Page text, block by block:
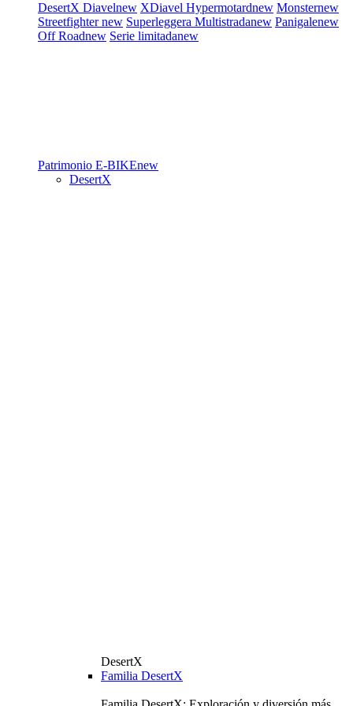
DesertX Diavelnew XDiavel Hypermotardnew Monsternew
Streetfighternew Superleggera Multistradanew Panigalenew
Off Roadnew Serie limitadanew
Patrimonio E-BIKEnew
DesertX
DesertX
Familia DesertX